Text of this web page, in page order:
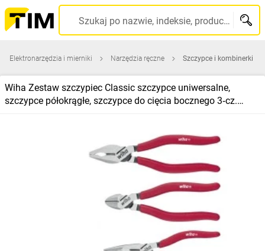
Szukaj po nazwie, indeksie, producencie, kodzie kreskowym...
Elektronarzędzia i mierniki Narzędzia ręczne Szczypce i kombinerki
Wiha Zestaw szczypiec Classic szczypce uniwersalne,
szczypce półokrągłe, szczypce do cięcia bocznego 3‑cz.